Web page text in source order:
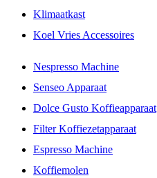
Klimaatkast
Koel Vries Accessoires
Nespresso Machine
Senseo Apparaat
Dolce Gusto Koffieapparaat
Filter Koffiezetapparaat
Espresso Machine
Koffiemolen